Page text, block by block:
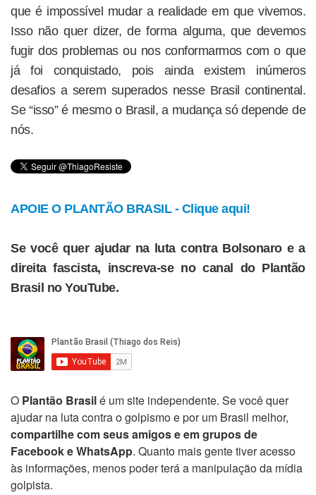
que é impossível mudar a realidade em que vivemos.
Isso não quer dizer, de forma alguma, que devemos
fugir dos problemas ou nos conformarmos com o que
já foi conquistado, pois ainda existem inúmeros
desafios a serem superados nesse Brasil continental.
Se “isso” é mesmo o Brasil, a mudança só depende de
nós.
APOIE O PLANTÃO BRASIL - Clique aqui!
Se você quer ajudar na luta contra Bolsonaro e a
direita fascista, inscreva-se no canal do Plantão
Brasil no YouTube.
O Plantão Brasilé um site independente. Se você quer
ajudar na luta contra o golpismo e por um Brasil melhor,
compartilhe com seus amigos e em grupos de
Facebook e WhatsApp. Quanto mais gente tiver acesso
às informações, menos poder terá a manipulação da mídia
golpista.